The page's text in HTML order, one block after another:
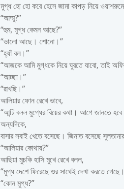
মুগ্ধ হো হো করে হেসে জামা কাপড় নিয়ে
“আম্মু?”
“হুম, মুগ্ধ কেমন আছে?”
“ভালো আছে। শোনো।”
“হ্যাঁ বল।”
“আজকে আমি মুগ্ধকে নিয়ে ঘুরতে যাবো, তাই
“আচ্ছা।”
“রাখছি।”
আলিয়ার ফোন রেখে ভাবে,
“আন্টি বলল মুগ্ধের বিয়ের কথা। আগে জানতে
অন্যদিকে,
বাসার সবাই খেতে বসেছে। জিনাত বসেছে
“আলিয়ার কোথায়?”
আছিয়া মুচকি হাসি মুখে রেখে বলল,
“মুগ্ধ দেশে ফিরেছে ওর সাথেই দেখা করতে
“কোন মুগ্ধ?”